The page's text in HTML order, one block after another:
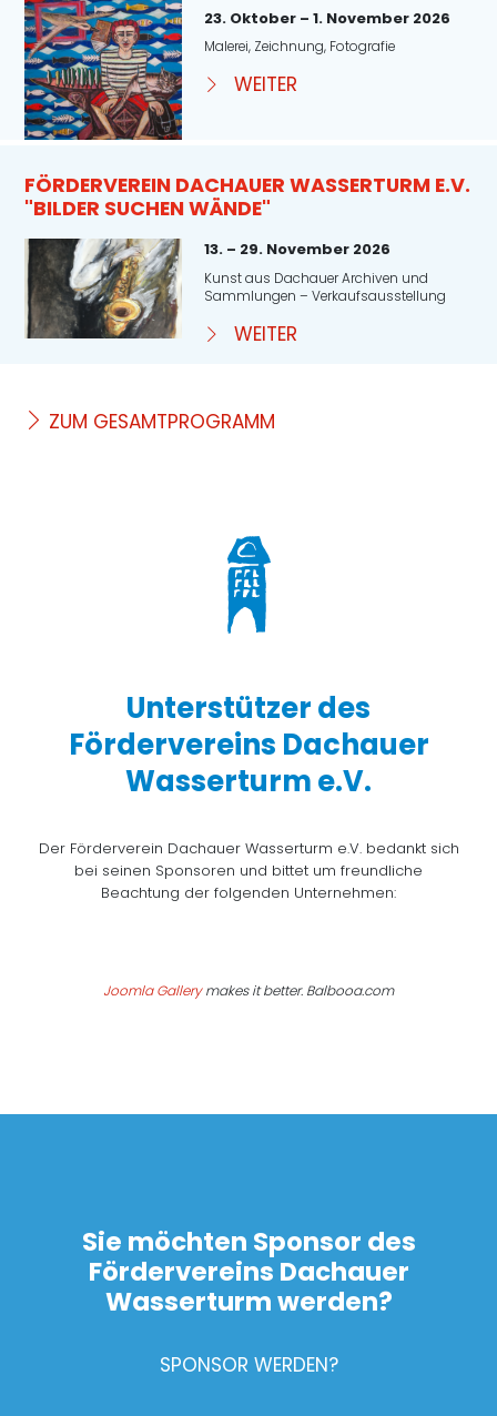
23. Oktober – 1. November 2026
Malerei, Zeichnung, Fotografie
WEITER
FÖRDERVEREIN DACHAUER WASSERTURM E.V.
"BILDER SUCHEN WÄNDE"
13. – 29. November 2026
Kunst aus Dachauer Archiven und
Sammlungen – Verkaufsausstellung
WEITER
ZUM GESAMTPROGRAMM
Unterstützer des
Fördervereins Dachauer
Wasserturm e.V.
Der Förderverein Dachauer Wasserturm e.V. bedankt sich
bei seinen Sponsoren und bittet um freundliche
Beachtung der folgenden Unternehmen:
Joomla Gallerymakes it better. Balbooa.com
Sie möchten Sponsor des
Fördervereins Dachauer
Wasserturm werden?
SPONSOR WERDEN?